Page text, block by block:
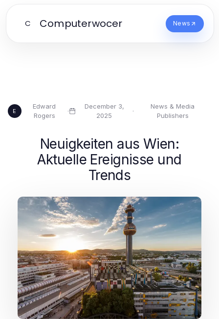
C Computerwocer News
E
Edward
Rogers
·
December 3,
2025
·
News & Media
Publishers
Neuigkeiten aus Wien:
Aktuelle Ereignisse und
Trends